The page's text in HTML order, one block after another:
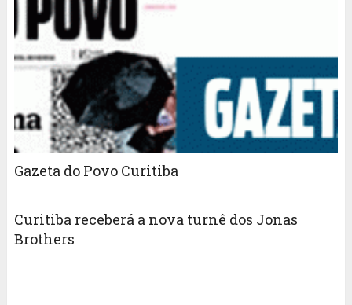
Gazeta do Povo Curitiba
Curitiba receberá a nova turnê dos Jonas
Brothers